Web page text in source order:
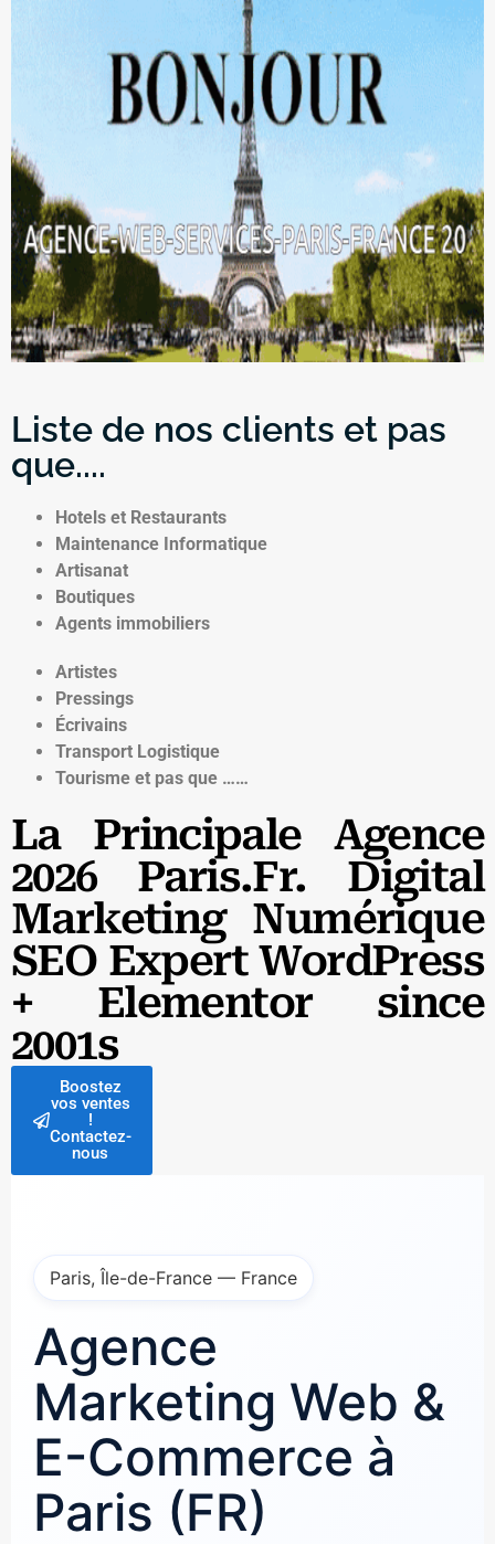
Liste de nos clients et pas
que....
Hotels et Restaurants
Maintenance Informatique
Artisanat
Boutiques
Agents immobiliers
Artistes
Pressings
Écrivains
Transport Logistique
Tourisme et pas que ……
La Principale Agence
2026 Paris.Fr. Digital
Marketing Numérique
SEO Expert WordPress
+ Elementor since
2001s
Boostez
vos ventes
!
Contactez-
nous
Paris, Île-de-France — France
Agence
Marketing Web &
E-Commerce à
Paris (FR)